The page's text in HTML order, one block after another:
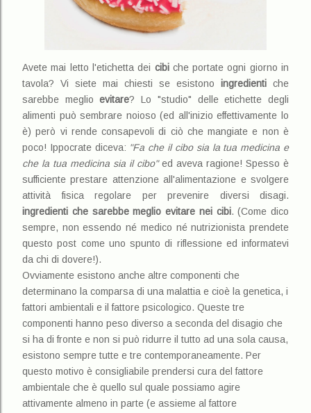
Avete mai letto l'etichetta dei cibiche portate ogni giorno in
tavola? Vi siete mai chiesti se esistono ingredienti che
sarebbe meglioevitare? Lo "studio" delle etichette degli
alimenti può sembrare noioso (ed all'inizio effettivamente lo
è) però vi rende consapevoli di ciò che mangiate e non è
poco! Ippocrate diceva: "Fa che il cibo sia la tua medicina e
che la tua medicina sia il cibo"ed aveva ragione! Spesso è
sufficiente prestare attenzione all'alimentazione e svolgere
attività fisica regolare per prevenire diversi disagi.
ingredienti che sarebbe meglio evitare nei cibi. (Come dico
sempre, non essendo né medico né nutrizionista prendete
questo post come uno spunto di riflessione ed informatevi
da chi di dovere!).
Ovviamente esistono anche altre componenti che
determinano la comparsa di una malattia e cioè la genetica, i
fattori ambientali e il fattore psicologico. Queste tre
componenti hanno peso diverso a seconda del disagio che
si ha di fronte e non si può ridurre il tutto ad una sola causa,
esistono sempre tutte e tre contemporaneamente. Per
questo motivo è consigliabile prendersi cura del fattore
ambientale che è quello sul quale possiamo agire
attivamente almeno in parte (e assieme al fattore